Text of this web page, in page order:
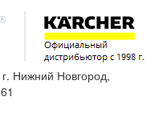
Нижний Новгород,